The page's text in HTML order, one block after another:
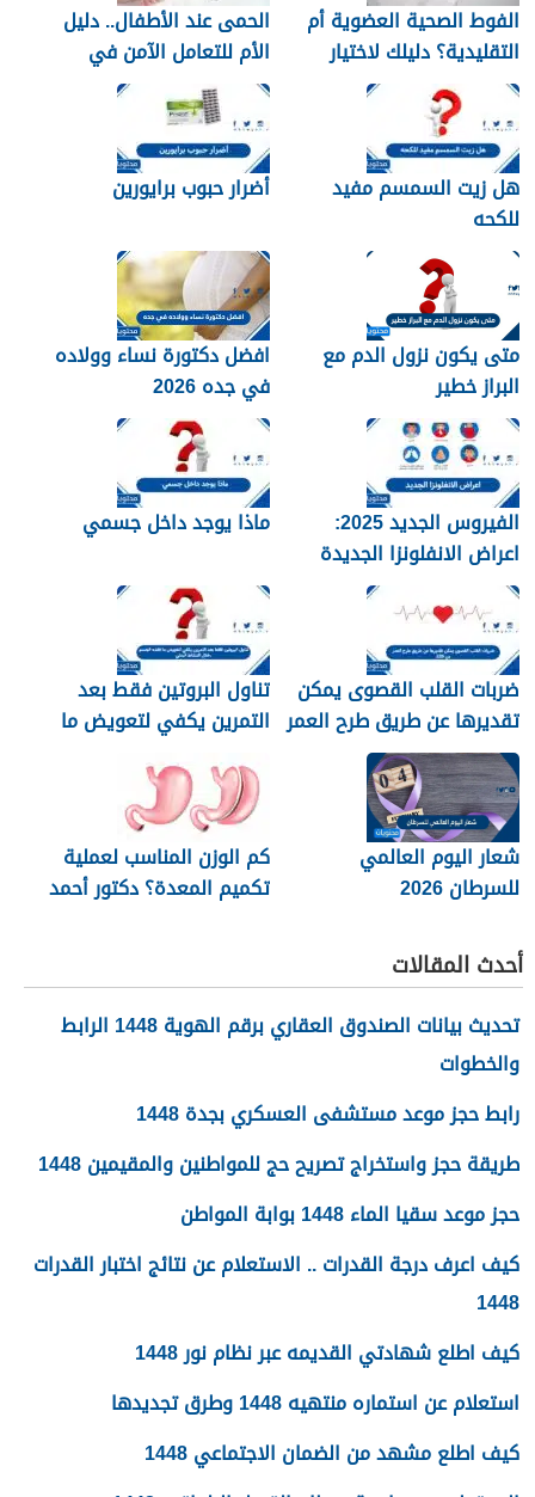
الفوط الصحية العضوية أم
التقليدية؟ دليلك لاختيار
النوع الأنسب لبشرتك
الحمى عند الأطفال.. دليل
الأم للتعامل الآمن في
المنزل
هل زيت السمسم مفيد
للكحه
أضرار حبوب برايورين
متى يكون نزول الدم مع
البراز خطير
افضل دكتورة نساء وولاده
في جده 2026
الفيروس الجديد 2025:
اعراض الانفلونزا الجديدة
وطرق العلاج
ماذا يوجد داخل جسمي
ضربات القلب القصوى يمكن
تقديرها عن طريق طرح العمر
من 220
تناول البروتين فقط بعد
التمرين يكفي لتعويض ما
البدني
شعار اليوم العالمي
للسرطان 2026
كم الوزن المناسب لعملية
تكميم المعدة؟ دكتور أحمد
أحدث المقالات
تحديث بيانات الصندوق العقاري برقم الهوية 1448 الرابط
والخطوات
رابط حجز موعد مستشفى العسكري بجدة 1448
طريقة حجز واستخراج تصريح حج للمواطنين والمقيمين 1448
حجز موعد سقيا الماء 1448 بوابة المواطن
كيف اعرف درجة القدرات .. الاستعلام عن نتائج اختبار القدرات
1448
كيف اطلع شهادتي القديمه عبر نظام نور 1448
استعلام عن استماره منتهيه 1448 وطرق تجديدها
كيف اطلع مشهد من الضمان الاجتماعي 1448